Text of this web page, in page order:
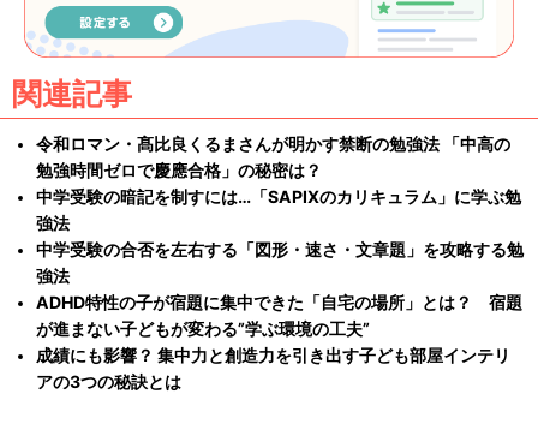
関連記事
令和ロマン・髙比良くるまさんが明かす禁断の勉強法 「中高の
勉強時間ゼロで慶應合格」の秘密は？
中学受験の暗記を制すには…「SAPIXのカリキュラム」に学ぶ勉
強法
中学受験の合否を左右する「図形・速さ・文章題」を攻略する勉
強法
ADHD特性の子が宿題に集中できた「自宅の場所」とは？ 宿題
が進まない子どもが変わる”学ぶ環境の工夫”
成績にも影響？ 集中力と創造力を引き出す子ども部屋インテリ
アの3つの秘訣とは